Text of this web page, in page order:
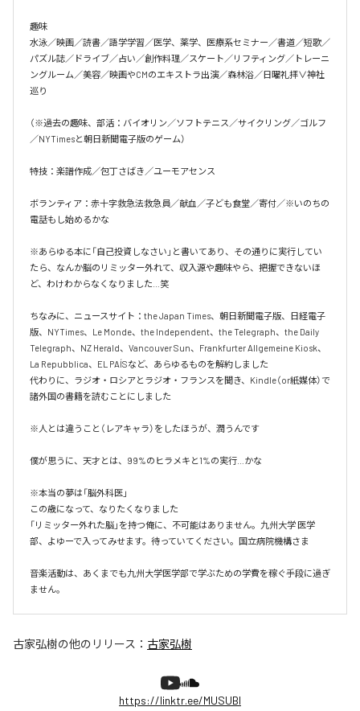
趣味
水泳／映画／読書／語学学習／医学、薬学、医療系セミナー／書道／短歌／
パズル誌／ドライブ／占い／創作料理／スケート／リフティング／トレーニ
ングルーム／美容／映画やCMのエキストラ出演／森林浴／日曜礼拝∨神社
巡り
（※過去の趣味、部活：バイオリン／ソフトテニス／サイクリング／ゴルフ
／NYTimesと朝日新聞電子版のゲーム）
特技：楽譜作成／包丁さばき／ユーモアセンス
ボランティア：赤十字救急法救急員／献血／子ども食堂／寄付／※いのちの
電話もし始めるかな
※あらゆる本に「自己投資しなさい」と書いてあり、その通りに実行してい
たら、なんか脳のリミッター外れて、収入源や趣味やら、把握できないほ
ど、わけわからなくなりました…笑
ちなみに、ニュースサイト：the Japan Times、朝日新聞電子版、日経電子
版、NYTimes、Le Monde、the Independent、the Telegraph、the Daily
Telegraph、NZ Herald、Vancouver Sun、Frankfurter Allgemeine Kiosk、
La Repubblica、EL PAÍSなど、あらゆるものを解約しました
代わりに、ラジオ・ロシアとラジオ・フランスを聞き、Kindle（or紙媒体）で
諸外国の書籍を読むことにしました
※人とは違うこと（レアキャラ）をしたほうが、潤うんです
僕が思うに、天才とは、99%のヒラメキと1%の実行…かな
※本当の夢は「脳外科医」
この歳になって、なりたくなりました
「リミッター外れた脳」を持つ俺に、不可能はありません。九州大学 医学
部、よゆーで入ってみせます。待っていてください。国立病院機構さま
音楽活動は、あくまでも九州大学医学部で学ぶための学費を稼ぐ手段に過ぎ
ません。
古家弘樹の他のリリース： 古家弘樹
https://linktr.ee/MUSUBI